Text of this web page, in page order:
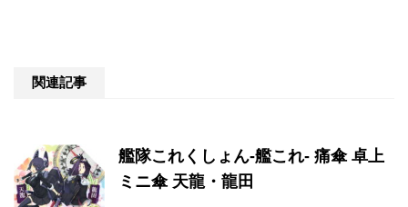
関連記事
艦隊これくしょん-艦これ- 痛傘 卓上
ミニ傘 天龍・龍田